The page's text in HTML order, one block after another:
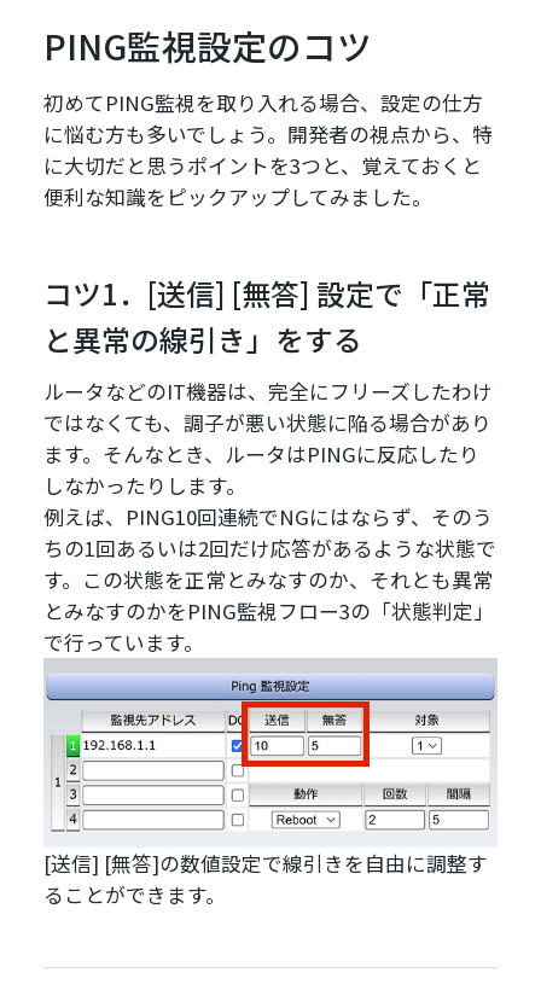
PING監視設定のコツ
初めてPING監視を取り入れる場合、設定の仕方
に悩む方も多いでしょう。開発者の視点から、特
に大切だと思うポイントを3つと、覚えておくと
便利な知識をピックアップしてみました。
コツ1．[送信] [無答] 設定で「正常
と異常の線引き」をする
ルータなどのIT機器は、完全にフリーズしたわけ
ではなくても、調子が悪い状態に陥る場合があり
ます。そんなとき、ルータはPINGに反応したり
しなかったりします。
例えば、PING10回連続でNGにはならず、そのう
ちの1回あるいは2回だけ応答があるような状態で
す。この状態を正常とみなすのか、それとも異常
とみなすのかをPING監視フロー3の「状態判定」
で行っています。
[送信] [無答]の数値設定で線引きを自由に調整す
ることができます。